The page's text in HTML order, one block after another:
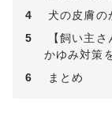
4
犬の皮膚の
5
【飼い主
かゆみ対策
6
まとめ